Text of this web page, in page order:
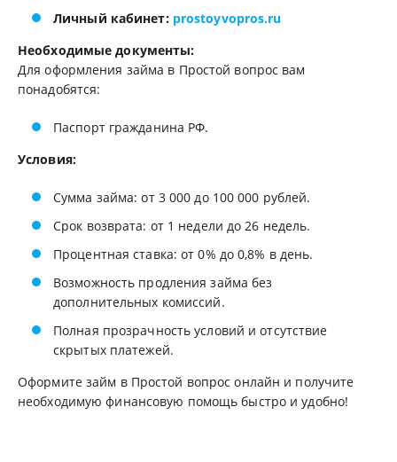
Личный кабинет: prostoyvopros.ru
Необходимые документы:
Для оформления займа в Простой вопрос вам
понадобятся:
Паспорт гражданина РФ.
Условия:
Сумма займа: от 3 000 до 100 000 рублей.
Срок возврата: от 1 недели до 26 недель.
Процентная ставка: от 0% до 0,8% в день.
Возможность продления займа без
дополнительных комиссий.
Полная прозрачность условий и отсутствие
скрытых платежей.
Оформите займ в Простой вопрос онлайн и получите
необходимую финансовую помощь быстро и удобно!